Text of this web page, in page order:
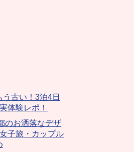
古い！3泊4日
体験レポ！
のお洒落なデザ
子旅・カップル